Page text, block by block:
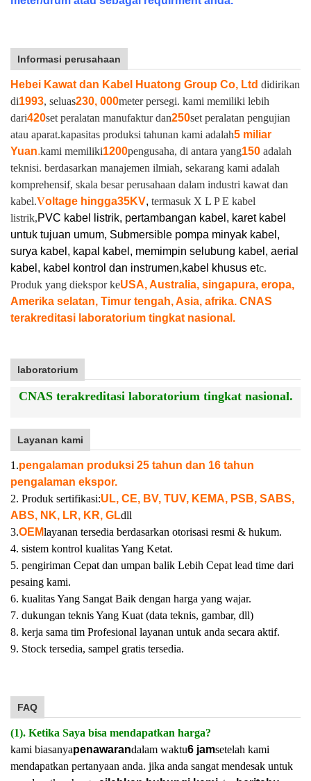
Informasi perusahaan
Hebei Kawat dan Kabel Huatong Group Co, Ltd didirikan
di1993, seluas230, 000meter persegi. kami memiliki lebih
dari420set peralatan manufaktur dan250set peralatan pengujian
atau aparat.kapasitas produksi tahunan kami adalah5 miliar
Yuan.kami memiliki1200pengusaha, di antara yang150 adalah
teknisi. berdasarkan manajemen ilmiah, sekarang kami adalah
komprehensif, skala besar perusahaan dalam industri kawat dan
kabel.Voltage hingga35KV, termasuk X L P E kabel
listrik,PVC kabel listrik, pertambangan kabel, karet kabel
untuk tujuan umum, Submersible pompa minyak kabel,
surya kabel, kapal kabel, memimpin selubung kabel, aerial
kabel, kabel kontrol dan instrumen,kabel khusus etc.
Produk yang diekspor keUSA, Australia, singapura, eropa,
Amerika selatan, Timur tengah, Asia, afrika. CNAS
terakreditasi laboratorium tingkat nasional.
laboratorium
CNAS terakreditasi laboratorium tingkat nasional.
Layanan kami
1.pengalaman produksi 25 tahun dan 16 tahun
pengalaman ekspor.
2. Produk sertifikasi:UL, CE, BV, TUV, KEMA, PSB, SABS,
ABS, NK, LR, KR, GLdll
3.OEMlayanan tersedia berdasarkan otorisasi resmi & hukum.
4. sistem kontrol kualitas Yang Ketat.
5. pengiriman Cepat dan umpan balik Lebih Cepat lead time dari
pesaing kami.
6. kualitas Yang Sangat Baik dengan harga yang wajar.
7. dukungan teknis Yang Kuat (data teknis, gambar, dll)
8. kerja sama tim Profesional layanan untuk anda secara aktif.
9. Stock tersedia, sampel gratis tersedia.
FAQ
(1). Ketika Saya bisa mendapatkan harga?
kami biasanyapenawarandalam waktu6 jamsetelah kami
mendapatkan pertanyaan anda. jika anda sangat mendesak untuk